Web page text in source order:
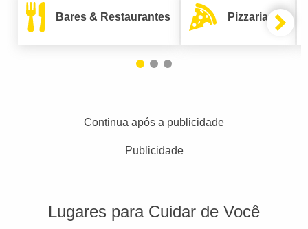
Bares & Restaurantes Pizzarias
Continua após a publicidade
Publicidade
Lugares para Cuidar de Você